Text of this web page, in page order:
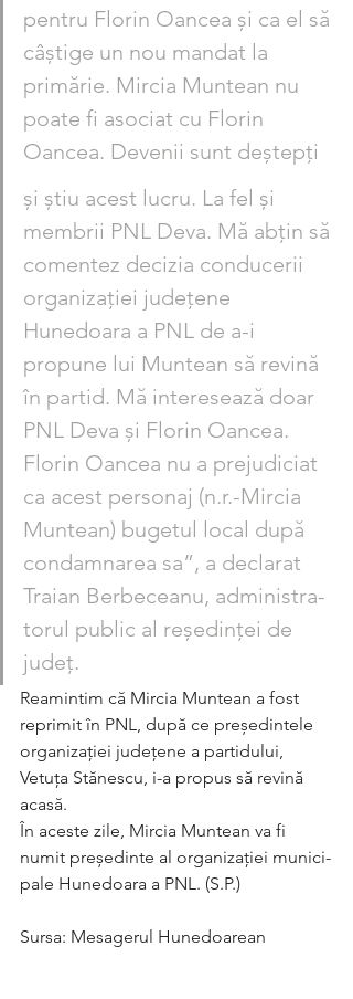
pentru Florin Oancea și ca el să
câștige un nou mandat la
primărie. Mircia Muntean nu
poate fi aso­ciat cu Florin
Oancea. Devenii sunt deștepți
și știu acest lucru. La fel și
membrii PNL Deva. Mă abțin să
co­men­tez decizia conducerii
organizației ju­de­țene
Hunedoara a PNL de a-i
propune lui Muntean să revină
în partid. Mă in­teresează doar
PNL Deva și Florin Oancea.
Florin Oancea nu a prejudiciat
ca acest personaj (n.r.-Mircia
Muntean) bugetul local după
condamnarea sa”, a declarat
Traian Berbeceanu, adminis­tra­
torul public al reședinței de
județ.
Reamintim că Mircia Muntean a fost
reprimit în PNL, după ce președintele
or­ganizației județene a partidului,
Vetuța Stănescu, i-a propus să revină
acasă.
În aceste zile, Mircia Muntean va fi
numit președinte al organizației muni­ci­
pale Hunedoara a PNL. (S.P.)
Sursa: Mesagerul Hunedoarean